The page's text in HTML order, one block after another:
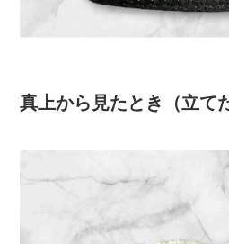
真上から見たとき（立て